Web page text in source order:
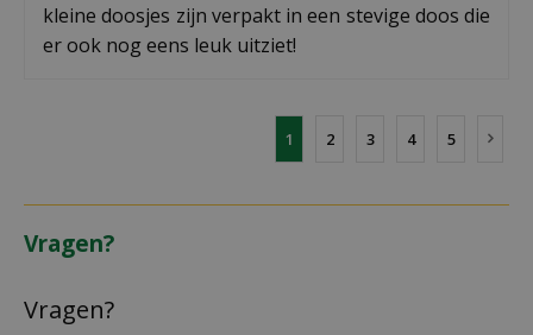
kleine doosjes zijn verpakt in een stevige doos die
er ook nog eens leuk uitziet!
1 2 3 4 5
Vragen?
Vragen?